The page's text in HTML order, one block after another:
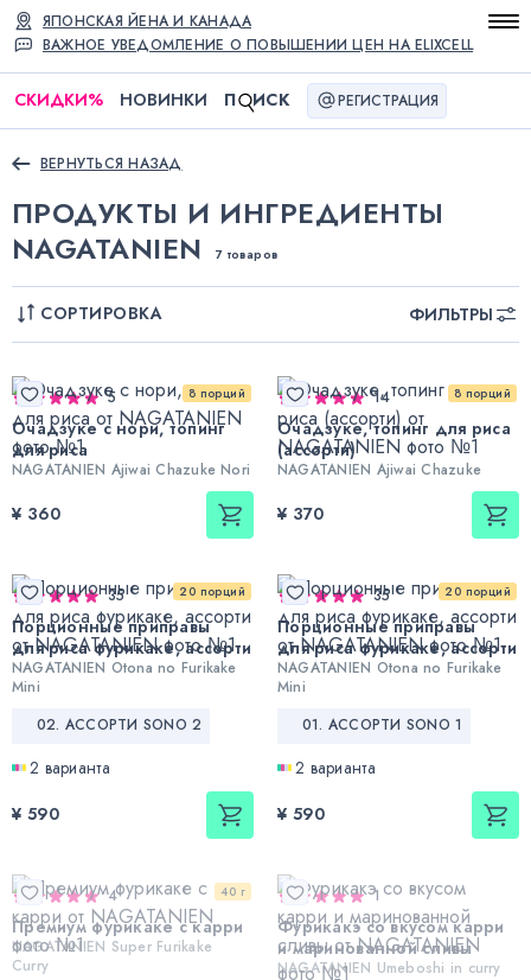
ВАЖНОЕ УВЕДОМЛЕНИЕ О ПОВЫШЕНИИ ЦЕН НА ELIXCELL
ЯПОНСКАЯ ЙЕНА И КАНАДА
СКИДКИ% НОВИНКИ П ИСК РЕГИСТРАЦИЯ
ВЕРНУТЬСЯ НАЗАД
ПРОДУКТЫ И ИНГРЕДИЕНТЫ
NAGATANIEN
7 товаров
СОРТИРОВКА ФИЛЬТРЫ
8 порций
5
Очадзуке с нори, топинг
для риса
NAGATANIEN Ajiwai Chazuke Nori
¥ 360
8 порций
14
Очадзуке, топинг для риса
(ассорти)
NAGATANIEN Ajiwai Chazuke
¥ 370
20 порций
35
Порционные приправы
для риса фурикаке, ассорти
NAGATANIEN Otona no Furikake
Mini
02. АССОРТИ SONO 2
2 варианта
¥ 590
20 порций
35
Порционные приправы
для риса фурикаке, ассорти
NAGATANIEN Otona no Furikake
Mini
01. АССОРТИ SONO 1
2 варианта
¥ 590
40 г
4
Премиум фурикаке с карри
NAGATANIEN Super Furikake
Curry
1
Фурикакэ со вкусом карри
и маринованной сливы
NAGATANIEN Umeboshi in curry